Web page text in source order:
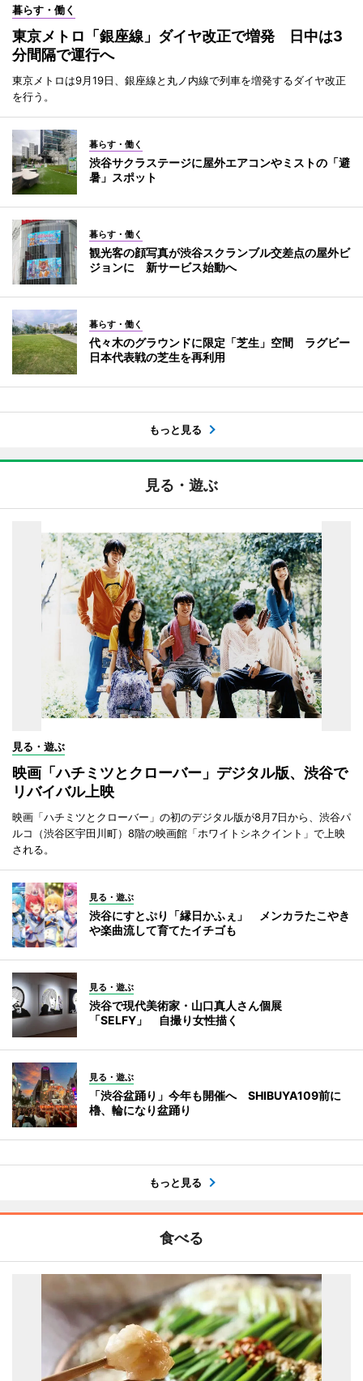
暮らす・働く
東京メトロ「銀座線」ダイヤ改正で増発 日中は3
分間隔で運行へ
東京メトロは9月19日、銀座線と丸ノ内線で列車を増発するダイヤ改正
を行う。
暮らす・働く
渋谷サクラステージに屋外エアコンやミストの「避
暑」スポット
暮らす・働く
観光客の顔写真が渋谷スクランブル交差点の屋外ビ
ジョンに 新サービス始動へ
暮らす・働く
代々木のグラウンドに限定「芝生」空間 ラグビー
日本代表戦の芝生を再利用
もっと見る
見る・遊ぶ
見る・遊ぶ
映画「ハチミツとクローバー」デジタル版、渋谷で
リバイバル上映
映画「ハチミツとクローバー」の初のデジタル版が8月7日から、渋谷パ
ルコ（渋谷区宇田川町）8階の映画館「ホワイトシネクイント」で上映
される。
見る・遊ぶ
渋谷にすとぷり「縁日かふぇ」 メンカラたこやき
や楽曲流して育てたイチゴも
見る・遊ぶ
渋谷で現代美術家・山口真人さん個展
「SELFY」 自撮り女性描く
見る・遊ぶ
「渋谷盆踊り」今年も開催へ SHIBUYA109前に
櫓、輪になり盆踊り
もっと見る
食べる